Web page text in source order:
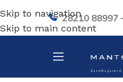
Skip to navigation
Skip to main content
28210 88997
Αρχική σελίδα/ Επιτραπέζια